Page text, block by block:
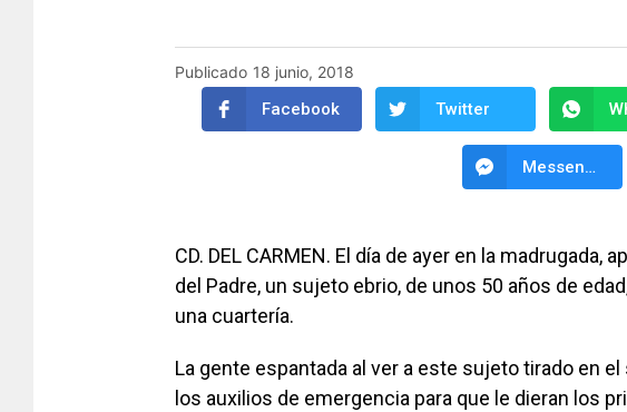
Publicado 18 junio, 2018
Facebook Twitter
Messenger
CD. DEL CARMEN. El día de ayer en la madrugada,
del Padre, un sujeto ebrio, de unos 50 años de
una cuartería.
La gente espantada al ver a este sujeto tirado en
los auxilios de emergencia para que le dieran los